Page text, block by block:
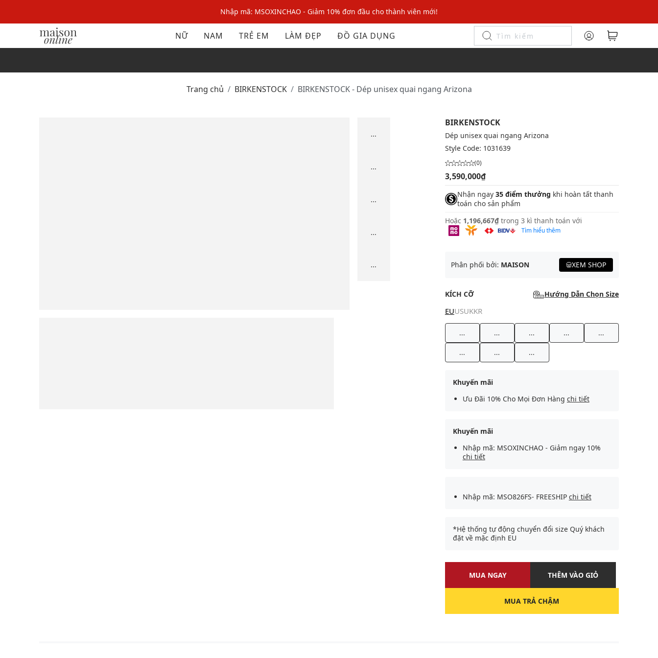
Nhập mã: MSOXINCHAO - Giảm 10% đơn đầu cho thành viên mới!
Nhập mã MSOPAY100: giảm ngay 10% khi thanh toán trực tuyến
Nhập mã: MSOXINCHAO - Giảm 10% đơn đầu cho thành viên mới!
NỮ NAM TRẺ EM LÀM ĐẸP ĐỒ GIA DỤNG
Trang chủ BIRKENSTOCK BIRKENSTOCK - Dép unisex quai ngang Arizona
...
...
...
...
...
BIRKENSTOCK
Dép unisex quai ngang Arizona
Style Code: 1031639
(0)
3,590,000₫
Nhận ngay 35 điểm thưởng khi hoàn tất thanh
toán cho sản phẩm
Hoặc 1,196,667₫ trong 3 kì thanh toán với
Tìm hiểu thêm
Phân phối bởi: MAISON XEM SHOP
KÍCH CỠ Hướng Dẫn Chọn Size
EUUSUKKR
... ... ... ... ...
... ... ...
Khuyến mãi
Ưu Đãi 10% Cho Mọi Đơn Hàng chi tiết
Khuyến mãi
Nhập mã: MSOXINCHAO - Giảm ngay 10%
chi tiết
Nhập mã: MSO826FS- FREESHIP chi tiết
*Hệ thống tự động chuyển đổi size Quý khách
đặt về mặc định EU
MUA NGAY THÊM VÀO GIỎ
MUA TRẢ CHẬM